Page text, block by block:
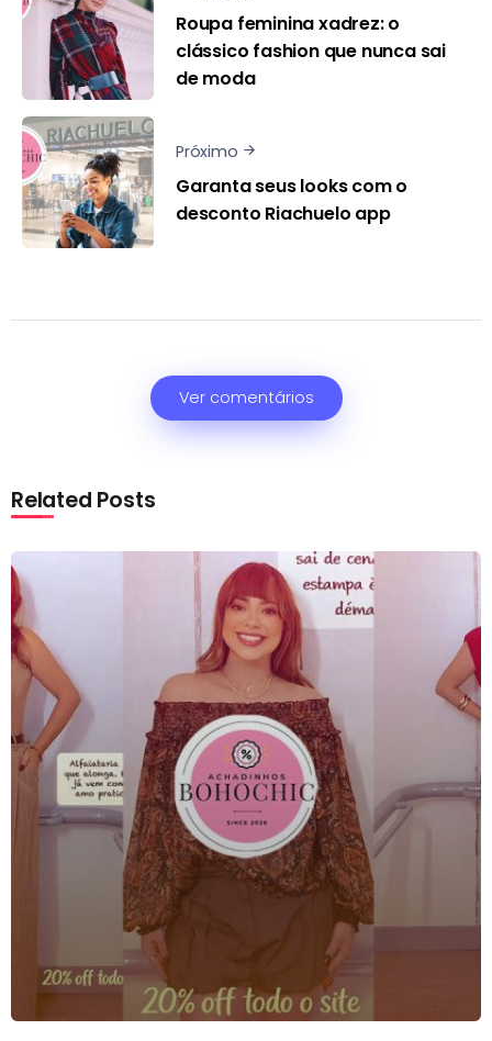
Roupa feminina xadrez: o
clássico fashion que nunca sai
de moda
Próximo
Garanta seus looks com o
desconto Riachuelo app
Ver comentários
Related Posts